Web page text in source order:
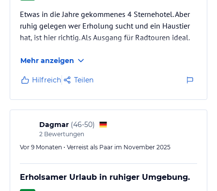
Etwas in die Jahre gekommenes 4 Sternehotel. Aber
ruhig gelegen wer Erholung sucht und ein Haustier
hat, ist hier richtig. Als Ausgang für Radtouren ideal.
Mehr anzeigen
Hilfreich Teilen
Dagmar (46-50)
2 Bewertungen
Vor 9 Monaten • Verreist als Paar im November 2025
Erholsamer Urlaub in ruhiger Umgebung.